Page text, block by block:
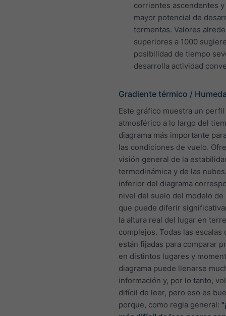
corrientes ascendentes
mayor potencial de
tormentas. Valores
superiores a 1000
posibilidad de tiempo
desarrolla actividad
Gradiente térmico /
Este gráfico muestra un perfil
atmosférico a lo largo del
diagrama más importante
las condiciones de vuelo.
visión general de la
termodinámica y de las
inferior del diagrama
nivel del suelo del modelo
que puede diferir
la altura real del lugar en
complejos. Todas las escalas
están fijadas para comparar
en distintos lugares y
diagrama puede llenarse
información y, por lo tanto,
difícil de leer, pero eso es
porque, como regla general: